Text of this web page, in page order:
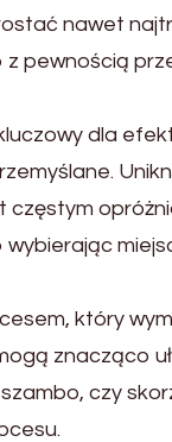
nawet
pewnością
dla
który
znacząco
czy